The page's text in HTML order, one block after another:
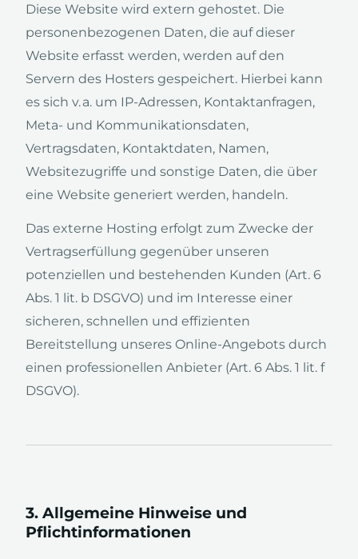
Diese Website wird extern gehostet. Die
personenbezogenen Daten, die auf dieser
Website erfasst werden, werden auf den
Servern des Hosters gespeichert. Hierbei kann
es sich v. a. um IP-Adressen, Kontaktanfragen,
Meta- und Kommunikationsdaten,
Vertragsdaten, Kontaktdaten, Namen,
Websitezugriffe und sonstige Daten, die über
eine Website generiert werden, handeln.
Das externe Hosting erfolgt zum Zwecke der
Vertragserfüllung gegenüber unseren
potenziellen und bestehenden Kunden (Art. 6
Abs. 1 lit. b DSGVO) und im Interesse einer
sicheren, schnellen und effizienten
Bereitstellung unseres Online-Angebots durch
einen professionellen Anbieter (Art. 6 Abs. 1 lit. f
DSGVO).
3. Allgemeine Hinweise und
Pflichtinformationen